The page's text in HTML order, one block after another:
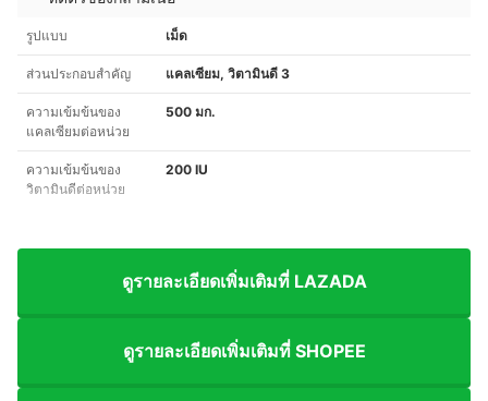
รูปแบบ เม็ด
ส่วนประกอบสำคัญ แคลเซียม, วิตามินดี 3
ความเข้มข้นของ
แคลเซียมต่อหน่วย
500 มก.
ความเข้มข้นของ
วิตามินดีต่อหน่วย
200 IU
ดูรายละเอียดเพิ่มเติมที่ LAZADA
ดูรายละเอียดเพิ่มเติมที่ SHOPEE